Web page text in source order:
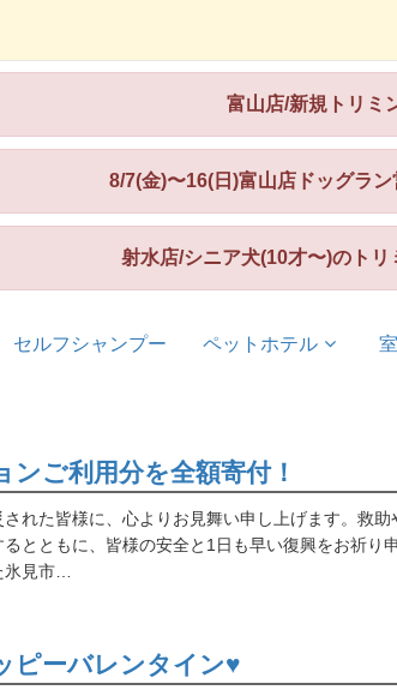
富山店/新規トリミ
8/7(金)〜16(日)富山店ドッグラ
射水店/シニア犬(10才〜)のト
セルフシャンプー ペットホテル
ご利用分を全額寄付！
れた皆様に、心よりお見舞い申し上げます。救
とともに、皆様の安全と1日も早い復興をお祈り
氷見市…
ピーバレンタイン♥